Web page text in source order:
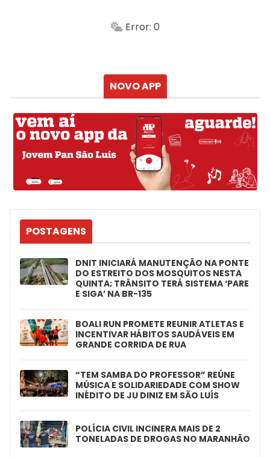
Min.
Error: 0
NOVO APP
POSTAGENS
DNIT INICIARÁ MANUTENÇÃO NA PONTE
DO ESTREITO DOS MOSQUITOS NESTA
QUINTA; TRÂNSITO TERÁ SISTEMA ‘PARE
E SIGA’ NA BR-135
BOALI RUN PROMETE REUNIR ATLETAS E
INCENTIVAR HÁBITOS SAUDÁVEIS EM
GRANDE CORRIDA DE RUA
“TEM SAMBA DO PROFESSOR” REÚNE
MÚSICA E SOLIDARIEDADE COM SHOW
INÉDITO DE JU DINIZ EM SÃO LUÍS
POLÍCIA CIVIL INCINERA MAIS DE 2
TONELADAS DE DROGAS NO MARANHÃO